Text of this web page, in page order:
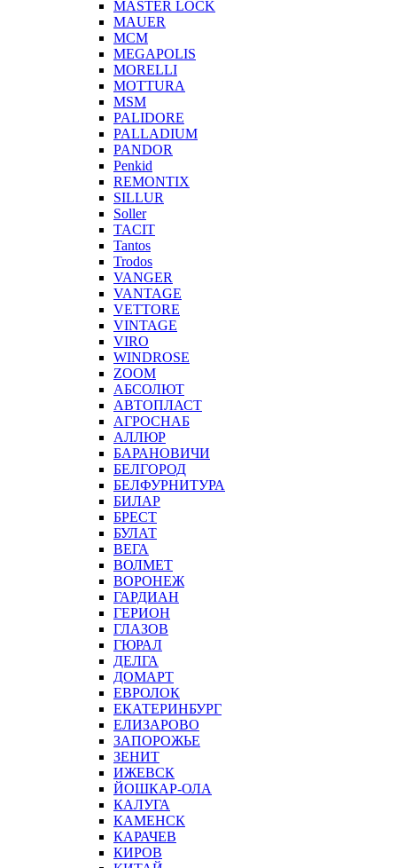
MASTER LOCK
MAUER
MCM
MEGAPOLIS
MORELLI
MOTTURA
MSM
PALIDORE
PALLADIUM
PANDOR
Penkid
REMONTIX
SILLUR
Soller
TACIT
Tantos
Trodos
VANGER
VANTAGE
VETTORE
VINTAGE
VIRO
WINDROSE
ZOOM
АБСОЛЮТ
АВТОПЛАСТ
АГРОСНАБ
АЛЛЮР
БАРАНОВИЧИ
БЕЛГОРОД
БЕЛФУРНИТУРА
БИЛАР
БРЕСТ
БУЛАТ
ВЕГА
ВОЛМЕТ
ВОРОНЕЖ
ГАРДИАН
ГЕРИОН
ГЛАЗОВ
ГЮРАЛ
ДЕЛГА
ДОМАРТ
ЕВРОЛОК
ЕКАТЕРИНБУРГ
ЕЛИЗАРОВО
ЗАПОРОЖЬЕ
ЗЕНИТ
ИЖЕВСК
ЙОШКАР-ОЛА
КАЛУГА
КАМЕНСК
КАРАЧЕВ
КИРОВ